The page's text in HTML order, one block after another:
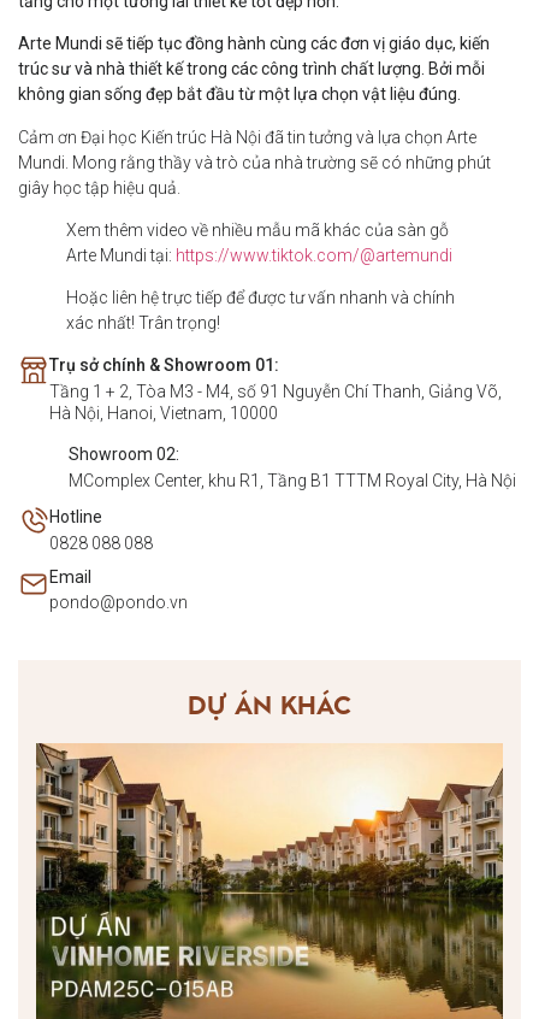
DỰ ÁN KHÁC
Arte Mundi sẽ tiếp tục đồng hành cùng các đơn vị giáo dục, kiến
trúc sư và nhà thiết kế trong các công trình chất lượng. Bởi mỗi
không gian sống đẹp bắt đầu từ một lựa chọn vật liệu đúng.
Cảm ơn Đại học Kiến trúc Hà Nội đã tin tưởng và lựa chọn Arte
Mundi. Mong rằng thầy và trò của nhà trường sẽ có những phút
giây học tập hiệu quả.
Xem thêm video về nhiều mẫu mã khác của sàn gỗ
Arte Mundi tại: https://www.tiktok.com/@artemundi
Hoặc liên hệ trực tiếp để được tư vấn nhanh và chính
xác nhất! Trân trọng!
Trụ sở chính & Showroom 01:
Tầng 1 + 2, Tòa M3 - M4, số 91 Nguyễn Chí Thanh, Giảng Võ,
Hà Nội, Hanoi, Vietnam, 10000
Showroom 02:
MComplex Center, khu R1, Tầng B1 TTTM Royal City, Hà Nội
Hotline
0828 088 088
Email
pondo@pondo.vn